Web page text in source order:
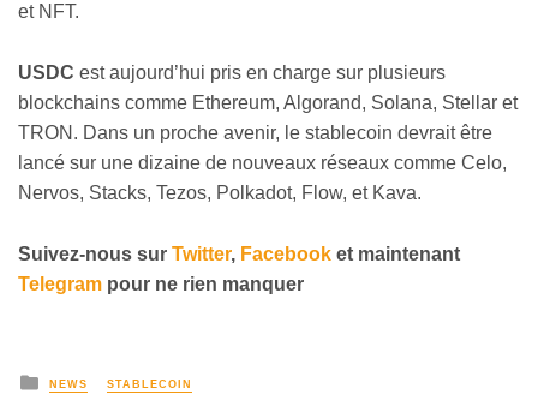
et NFT.
USDC est aujourd’hui pris en charge sur plusieurs
blockchains comme Ethereum, Algorand, Solana, Stellar et
TRON. Dans un proche avenir, le stablecoin devrait être
lancé sur une dizaine de nouveaux réseaux comme Celo,
Nervos, Stacks, Tezos, Polkadot, Flow, et Kava.
Suivez-nous sur Twitter, Facebook et maintenant
Telegram pour ne rien manquer
NEWS STABLECOIN